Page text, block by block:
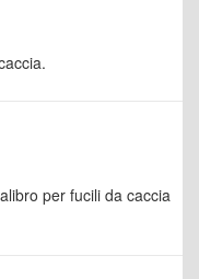
per fucili da caccia